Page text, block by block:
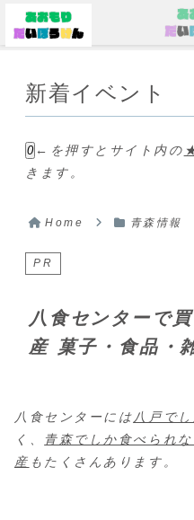
新着イベント
0 ←を押すとサイト内の
きます。
Home 青森情報
PR
八食センターで
産 菓子・食品・
八食センターには 八戸で
く、
青森でしか食べられな
産 もたくさんあります。
メニュー